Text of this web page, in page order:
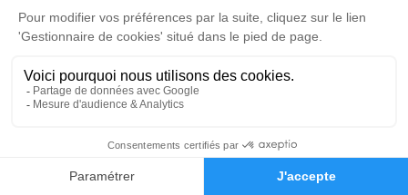
Faire-part Hommages
Un service de plantation d’arbre hommage est
disponible ici .
Je rends hommage
Cérémonie
mardi 26 décembre 2023 à 15h30
Salle de cérémonie du crématorium de Tours